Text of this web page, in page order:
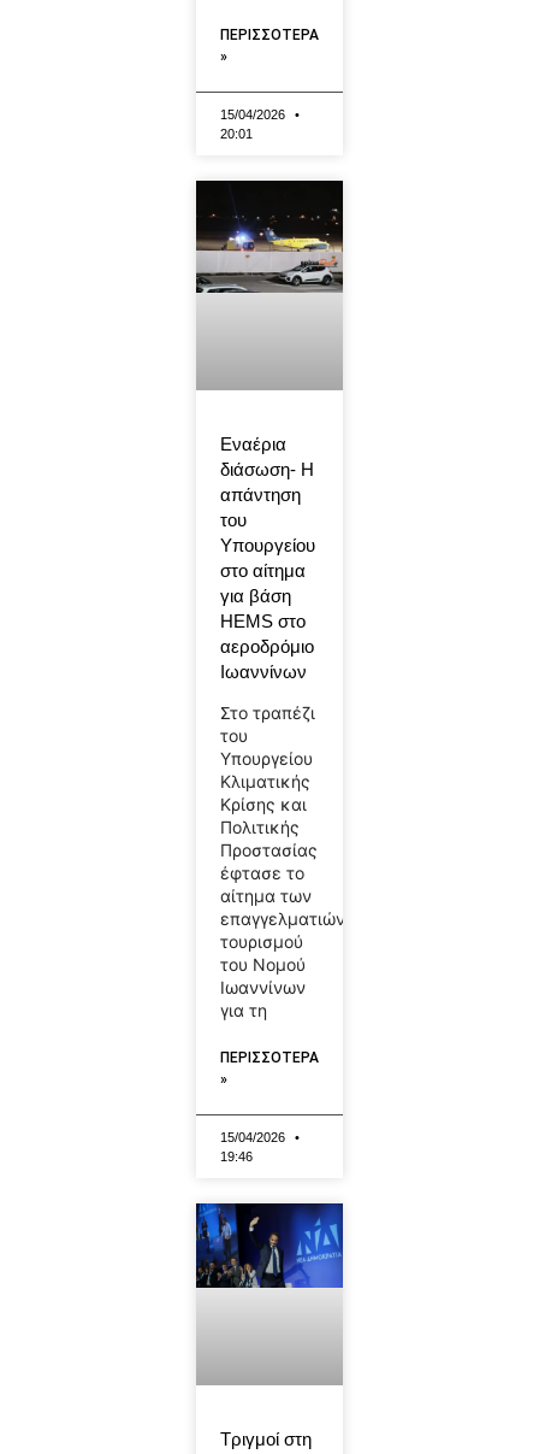
ΠΕΡΙΣΣΟΤΕΡΑ
»
15/04/2026
20:01
Εναέρια
διάσωση- Η
απάντηση
του
Υπουργείου
στο αίτημα
για βάση
HEMS στο
αεροδρόμιο
Ιωαννίνων
Στο τραπέζι
του
Υπουργείου
Κλιματικής
Κρίσης και
Πολιτικής
Προστασίας
έφτασε το
αίτημα των
επαγγελματιών
τουρισμού
του Νομού
Ιωαννίνων
για τη
ΠΕΡΙΣΣΟΤΕΡΑ
»
15/04/2026
19:46
Τριγμοί στη